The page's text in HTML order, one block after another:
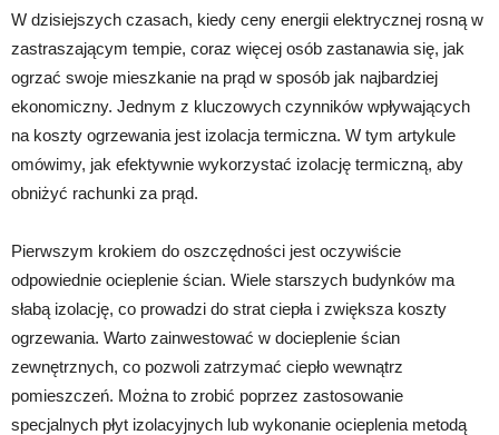
W dzisiejszych czasach, kiedy ceny energii elektrycznej rosną w
zastraszającym tempie, coraz więcej osób zastanawia się, jak
ogrzać swoje mieszkanie na prąd w sposób jak najbardziej
ekonomiczny. Jednym z kluczowych czynników wpływających
na koszty ogrzewania jest izolacja termiczna. W tym artykule
omówimy, jak efektywnie wykorzystać izolację termiczną, aby
obniżyć rachunki za prąd.
Pierwszym krokiem do oszczędności jest oczywiście
odpowiednie ocieplenie ścian. Wiele starszych budynków ma
słabą izolację, co prowadzi do strat ciepła i zwiększa koszty
ogrzewania. Warto zainwestować w docieplenie ścian
zewnętrznych, co pozwoli zatrzymać ciepło wewnątrz
pomieszczeń. Można to zrobić poprzez zastosowanie
specjalnych płyt izolacyjnych lub wykonanie ocieplenia metodą